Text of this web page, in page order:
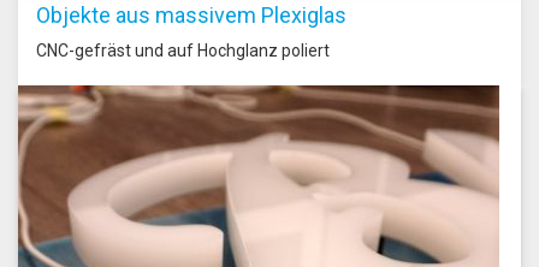
Objekte aus massivem Plexiglas
CNC-gefräst und auf Hochglanz poliert